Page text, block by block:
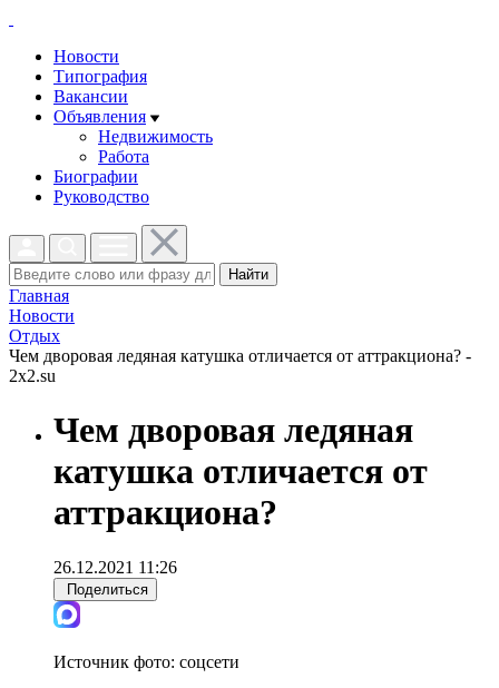
Новости
Типография
Вакансии
Объявления
Недвижимость
Работа
Биографии
Руководство
Найти
Главная
Новости
Отдых
Чем дворовая ледяная катушка отличается от аттракциона? -
2x2.su
Чем дворовая ледяная
катушка отличается от
аттракциона?
26.12.2021 11:26
Поделиться
Источник фото: соцсети